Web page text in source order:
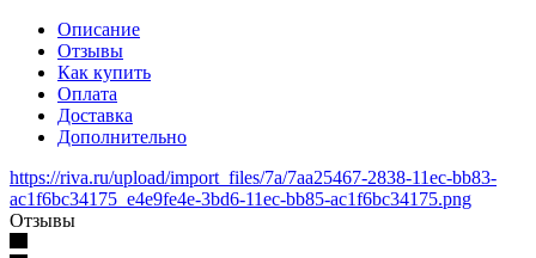
Описание
Отзывы
Как купить
Оплата
Доставка
Дополнительно
https://riva.ru/upload/import_files/7a/7aa25467-2838-11ec-bb83-
ac1f6bc34175_e4e9fe4e-3bd6-11ec-bb85-ac1f6bc34175.png
Отзывы